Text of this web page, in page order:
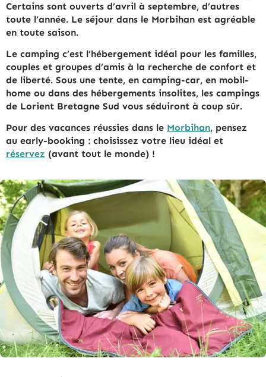
Certains sont ouverts d’avril à septembre, d’autres
toute l’année. Le séjour dans le Morbihan est agréable
en toute saison.
Le camping c’est l’hébergement idéal pour les familles,
couples et groupes d’amis à la recherche de confort et
de liberté. Sous une tente, en camping-car, en mobil-
home ou dans des hébergements insolites, les campings
de Lorient Bretagne Sud vous séduiront à coup sûr.
Pour des vacances réussies dans le Morbihan, pensez
au early-booking : choisissez votre lieu idéal et
réservez (avant tout le monde) !